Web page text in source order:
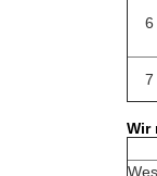
6
7
Wir